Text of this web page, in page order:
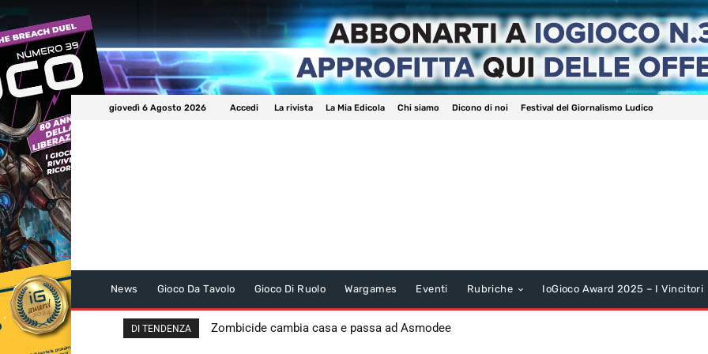
giovedì 6 Agosto 2026 Accedi La rivista La Mia Edicola Chi siamo Dicono di noi Festival del Giornalismo Ludico
News Gioco Da Tavolo Gioco Di Ruolo Wargames Eventi Rubriche IoGioco Award 2025 – I Vincitori
DI TENDENZA Zombicide cambia casa e passa ad Asmodee